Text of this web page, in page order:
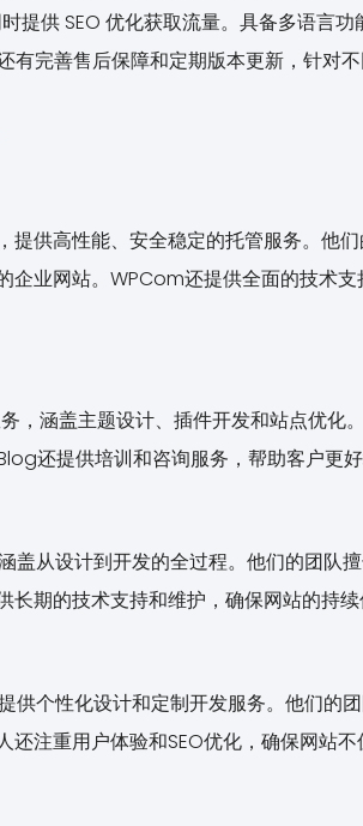
提供 SEO 优化获取流量。具备多语言
完善售后保障和定期版本更新，针对
供高性能、安全稳定的托管服务。他
企业网站。WPCom还提供全面的技术
，涵盖主题设计、插件开发和站点优化
还提供培训和咨询服务，帮助客户更
盖从设计到开发的全过程。他们的团队
期的技术支持和维护，确保网站的持续
供个性化设计和定制开发服务。他们的
注重用户体验和SEO优化，确保网站不